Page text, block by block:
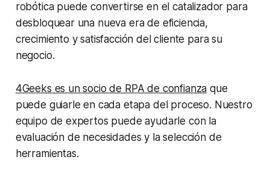
robótica puede convertirse en el catalizador para
desbloquear una nueva era de eficiencia,
crecimiento y satisfacción del cliente para su
negocio.
4Geeks es un socio de RPA de confianza que
puede guiarle en cada etapa del proceso. Nuestro
equipo de expertos puede ayudarle con la
evaluación de necesidades y la selección de
herramientas.